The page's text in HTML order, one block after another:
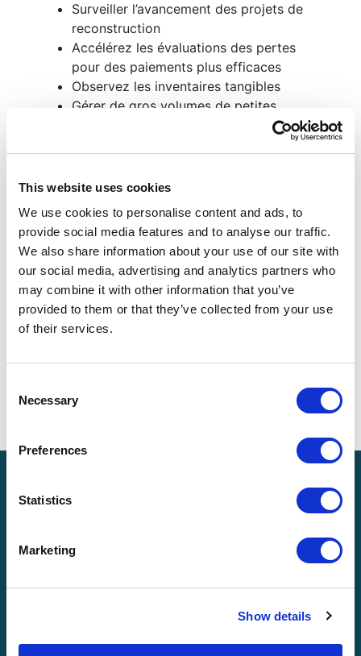
This website uses cookies
We use cookies to personalise content and ads, to
provide social media features and to analyse our traffic.
We also share information about your use of our site with
our social media, advertising and analytics partners who
may combine it with other information that you’ve
provided to them or that they’ve collected from your use
of their services.
Selection
Necessary
Preferences
Statistics
Marketing
Show details
Surveiller l’avancement des projets de
reconstruction
Accélérez les évaluations des pertes
pour des paiements plus efficaces
Observez les inventaires tangibles
Gérer de gros volumes de petites
Témoignez comme expert au besoin
services de catastrophe et les
partenaires spécifiques à la
catastrophe
Créer et mettre en œuvre des
protocoles pour la comptabilité des
pertes
Markus Heiss - Partenaire